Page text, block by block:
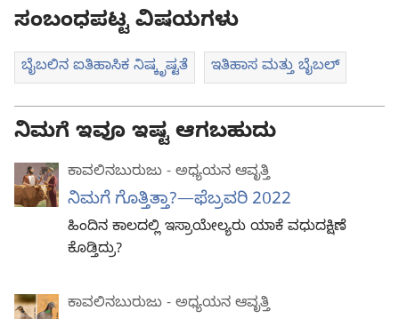
ಸಂಬಂಧಪಟ್ಟ ವಿಷಯಗಳು
ಬೈಬಲಿನ ಐತಿಹಾಸಿಕ ನಿಷ್ಕೃಷ್ಟತೆ ಇತಿಹಾಸ ಮತ್ತು ಬೈಬಲ್‌
ನಿಮಗೆ ಇವೂ ಇಷ್ಟ ಆಗಬಹುದು
ಕಾವಲಿನಬುರುಜು - ಅಧ್ಯಯನ ಆವೃತ್ತಿ
ನಿಮಗೆ ಗೊತ್ತಿತ್ತಾ?—ಫೆಬ್ರವರಿ 2022
ಹಿಂದಿನ ಕಾಲದಲ್ಲಿ ಇಸ್ರಾಯೇಲ್ಯರು ಯಾಕೆ ವಧುದಕ್ಷಿಣೆ
ಕೊಡ್ತಿದ್ರು?
ಕಾವಲಿನಬುರುಜು - ಅಧ್ಯಯನ ಆವೃತ್ತಿ